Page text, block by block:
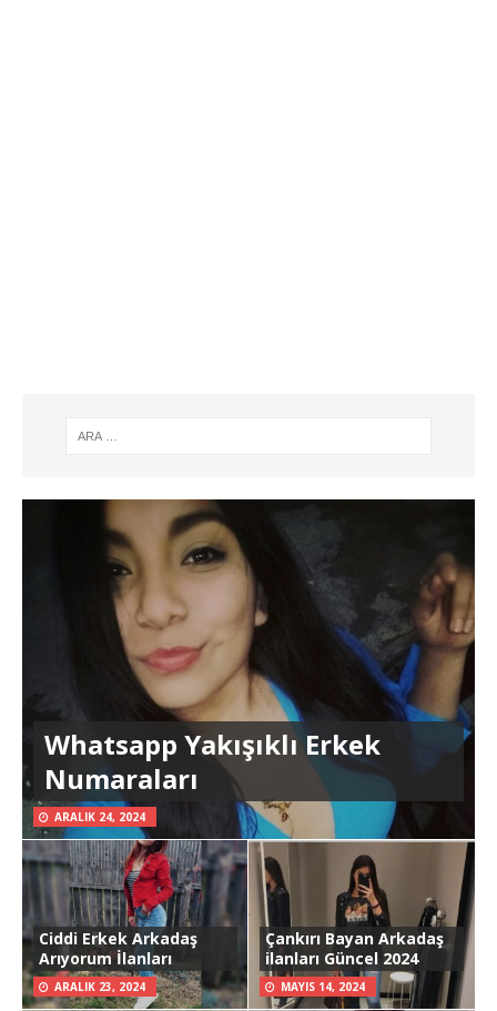
Whatsapp Yakışıklı Erkek
Numaraları
ARALIK 24, 2024
Ciddi Erkek Arkadaş
Arıyorum İlanları
ARALIK 23, 2024
Çankırı Bayan Arkadaş
ilanları Güncel 2024
MAYIS 14, 2024